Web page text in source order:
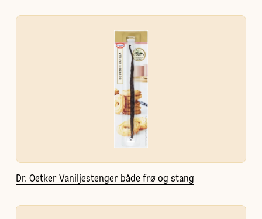
Dr. Oetker Vaniljestenger både frø og stang